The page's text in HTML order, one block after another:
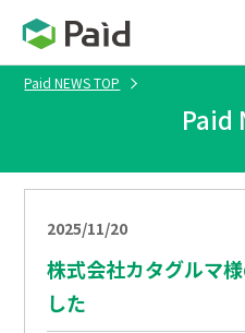
Paid NEWS TOP
Paid
2025/11/20
株式会社カタグルマ
した